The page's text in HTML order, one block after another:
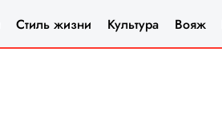
Стиль жизни Культура Вояж